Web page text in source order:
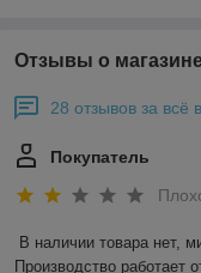
Отзывы о
28 отзывов за всё
Покупатель
В наличии товара нет,
Производство работает